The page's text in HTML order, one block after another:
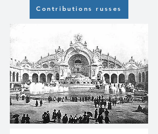
Contributions russes